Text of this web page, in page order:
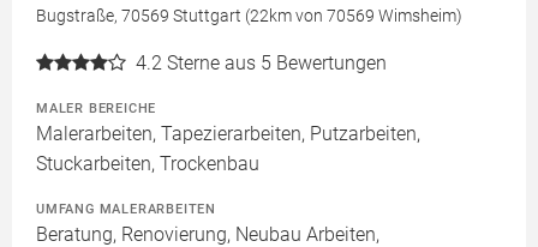
Bugstraße, 70569 Stuttgart (22km von 70569 Wimsheim)
4.2 Sterne aus 5 Bewertungen
MALER BEREICHE
Malerarbeiten, Tapezierarbeiten, Putzarbeiten,
Stuckarbeiten, Trockenbau
UMFANG MALERARBEITEN
Beratung, Renovierung, Neubau Arbeiten,